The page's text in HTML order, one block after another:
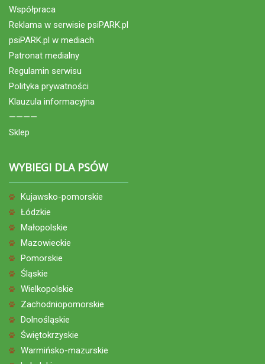
Współpraca
Reklama w serwisie psiPARK.pl
psiPARK.pl w mediach
Patronat medialny
Regulamin serwisu
Polityka prywatności
Klauzula informacyjna
————
Sklep
WYBIEGI DLA PSÓW
Kujawsko-pomorskie
Łódzkie
Małopolskie
Mazowieckie
Pomorskie
Śląskie
Wielkopolskie
Zachodniopomorskie
Dolnośląskie
Świętokrzyskie
Warmińsko-mazurskie